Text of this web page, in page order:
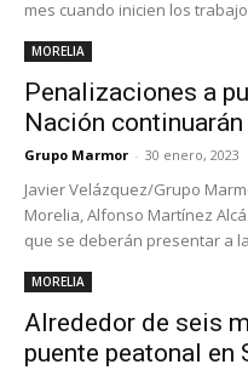
mes cuando inicien los
MORELIA
Penalizaciones a
Nación continuarán
Grupo Marmor - 30 enero, 2023
Javier Velázquez/Grupo
Morelia, Alfonso Martínez
que se deberán presentar a
MORELIA
Alrededor de seis
puente peatonal en